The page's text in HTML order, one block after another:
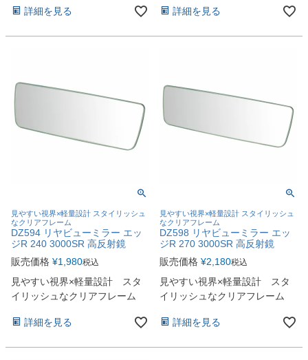
詳細を見る 詳細を見る
見やすい視界×軽量設計 スタイリッシュ
なクリアフレーム
DZ594 リヤビューミラー エッ
ジR 240 3000SR 高反射鏡
販売価格 ¥1,980税込
見やすい視界×軽量設計 スタ
イリッシュなクリアフレーム
詳細を見る
見やすい視界×軽量設計 スタイリッシュ
なクリアフレーム
DZ598 リヤビューミラー エッ
ジR 270 3000SR 高反射鏡
販売価格 ¥2,180税込
見やすい視界×軽量設計 スタ
イリッシュなクリアフレーム
詳細を見る